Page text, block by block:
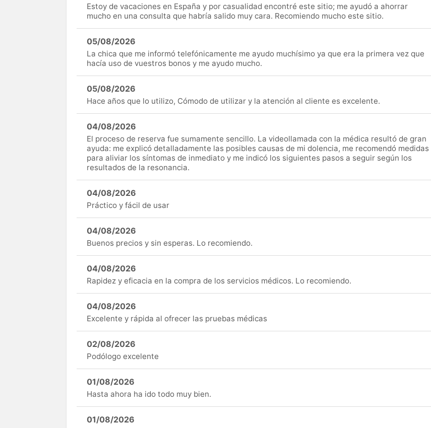
Estoy de vacaciones en España y por casualidad encontré este sitio; me ayudó a ahorrar
mucho en una consulta que habría salido muy cara. Recomiendo mucho este sitio.
05/08/2026
La chica que me informó telefónicamente me ayudo muchísimo ya que era la primera vez que
hacía uso de vuestros bonos y me ayudo mucho.
05/08/2026
Hace años que lo utilizo, Cómodo de utilizar y la atención al cliente es excelente.
04/08/2026
El proceso de reserva fue sumamente sencillo. La videollamada con la médica resultó de gran
ayuda: me explicó detalladamente las posibles causas de mi dolencia, me recomendó medidas
para aliviar los síntomas de inmediato y me indicó los siguientes pasos a seguir según los
resultados de la resonancia.
04/08/2026
Práctico y fácil de usar
04/08/2026
Buenos precios y sin esperas. Lo recomiendo.
04/08/2026
Rapidez y eficacia en la compra de los servicios médicos. Lo recomiendo.
04/08/2026
Excelente y rápida al ofrecer las pruebas médicas
02/08/2026
Podólogo excelente
01/08/2026
Hasta ahora ha ido todo muy bien.
01/08/2026